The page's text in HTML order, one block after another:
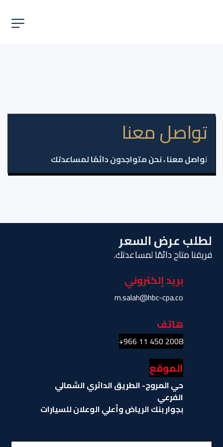
تواصل معنا
تواصل معنا ، نحن متواجدون دائمًا لمساعدتك
لطلب عرض السعر
فريقنا متاح دائمًا لمساعدتك.
بريد إلكتروني
m.salah@hbc-cpa.co
هاتف
2008 450 11 966+
الموقع
الفرعي
بجوار بنك الرياض وأعلي الوعلان للسيارات